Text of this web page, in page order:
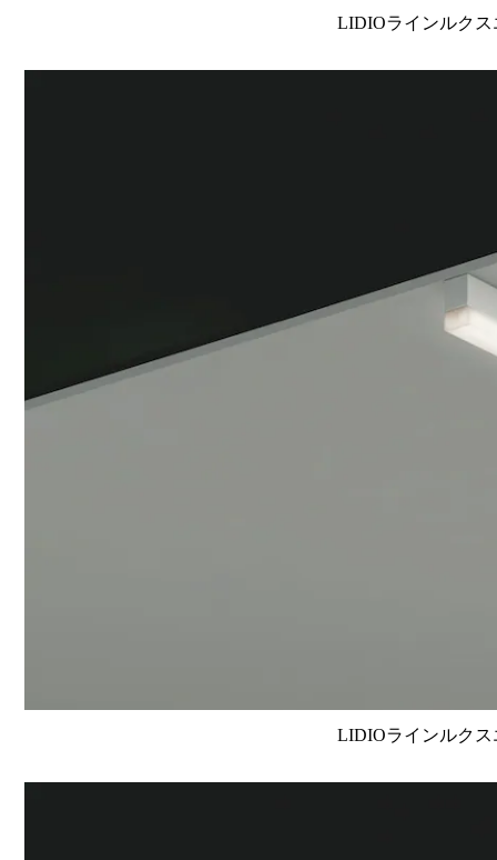
LIDIOラインルクス
LIDIOラインルクス